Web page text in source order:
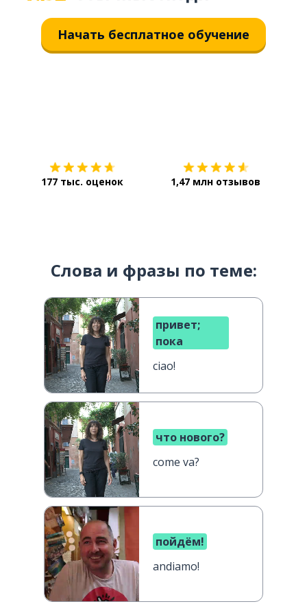
Начать бесплатное обучение
177 тыс. оценок 1,47 млн отзывов
Слова и фразы по теме:
привет;
пока
ciao!
что нового?
come va?
пойдём!
andiamo!